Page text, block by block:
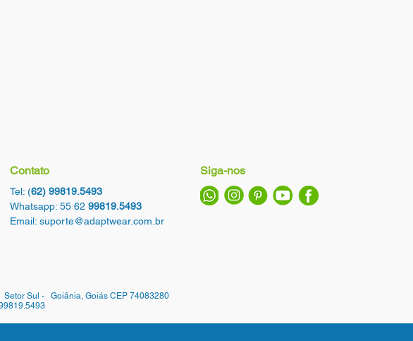
Contato
Tel: (62) 99819.5493
Whatsapp: 55 62 99819.5493
Email: suporte@adaptwear.com.br
Siga-nos
Setor Sul - Goiânia, Goiás CEP 74083280